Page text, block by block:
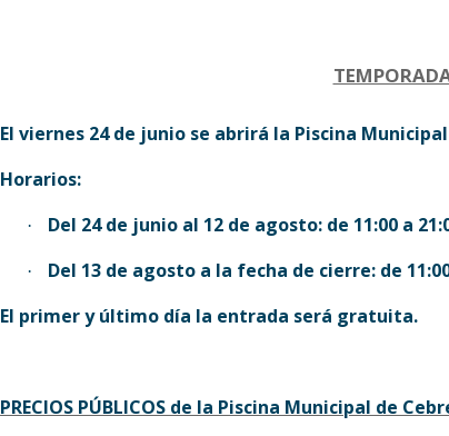
El viernes 24 de junio se abrirá la Piscina
Horarios:
· Del 24 de junio al 12 de agosto: de 11:00 a
·
Del 13 de agosto a la fecha de cierre: de
El primer y último día la entrada será gratuita.
PRECIOS PÚBLICOS de la Piscina Municipal de